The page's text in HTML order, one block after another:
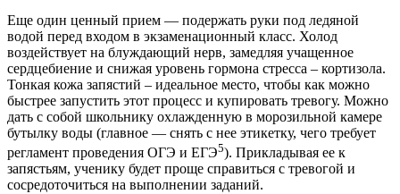
Еще один ценный прием — подержать руки под ледяной
водой перед входом в экзаменационный класс. Холод
воздействует на блуждающий нерв, замедляя учащенное
сердцебиение и снижая уровень гормона стресса – кортизола.
Тонкая кожа запястий – идеальное место, чтобы как можно
быстрее запустить этот процесс и купировать тревогу. Можно
дать с собой школьнику охлажденную в морозильной камере
бутылку воды (главное — снять с нее этикетку, чего требует
регламент проведения ОГЭ и ЕГЭ5). Прикладывая ее к
запястьям, ученику будет проще справиться с тревогой и
сосредоточиться на выполнении заданий.